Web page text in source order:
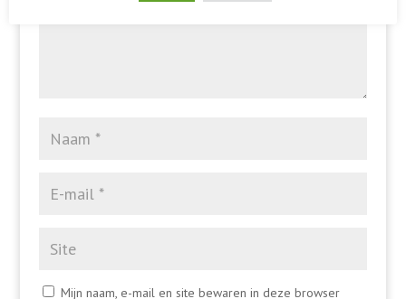
Mijn naam, e-mail en site bewaren in deze browser